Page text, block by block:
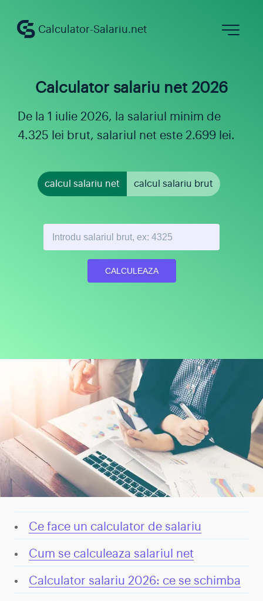
Calculator-Salariu.net
Calculator salariu brut
Calculator salariu constructii
Salariul minim 2026
Angajare
Calculator salariu net 2026
De la 1 iulie 2026, la salariul minim de
4.325 lei brut, salariul net este 2.699 lei.
calcul salariu net calcul salariu brut
Ce face un calculator de salariu
Cum se calculeaza salariul net
Calculator salariu 2026: ce se schimba